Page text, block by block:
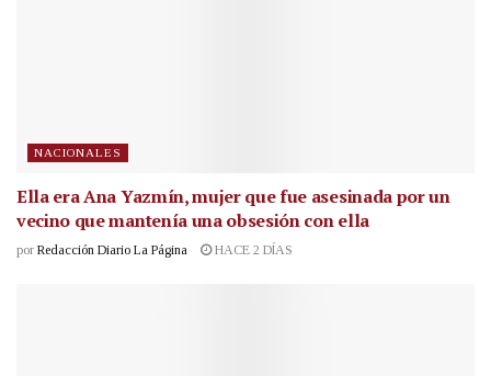
NACIONALES
Ella era Ana Yazmín, mujer que fue asesinada por un
vecino que mantenía una obsesión con ella
por Redacción Diario La Página HACE 2 DÍAS